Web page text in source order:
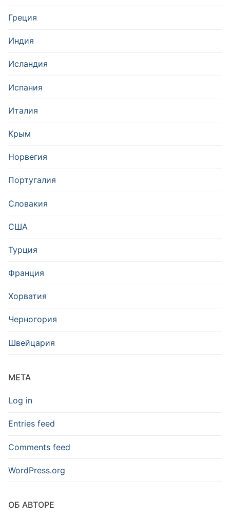
Греция
Индия
Исландия
Испания
Италия
Крым
Норвегия
Португалия
Словакия
США
Турция
Франция
Хорватия
Черногория
Швейцария
META
Log in
Entries feed
Comments feed
WordPress.org
ОБ АВТОРЕ